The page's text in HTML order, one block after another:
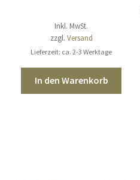
Inkl. MwSt.
zzgl. Versand
Lieferzeit: ca. 2-3 Werktage
In den Warenkorb